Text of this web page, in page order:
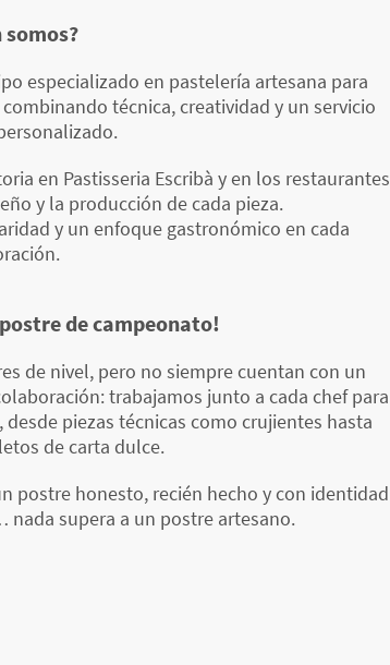
somos?
especializado en pastelería artesana para
técnica, creatividad y un servicio
en Pastisseria Escribà y en los restaurantes
y la producción de cada pieza.
y un enfoque gastronómico en cada
de campeonato!
de nivel, pero no siempre cuentan con un
trabajamos junto a cada chef para
piezas técnicas como crujientes hasta
de carta dulce.
postre honesto, recién hecho y con identidad
supera a un postre artesano.